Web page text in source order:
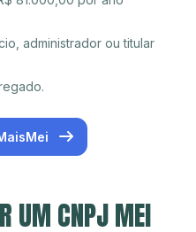
administrador ou titular
UM CNPJ MEI